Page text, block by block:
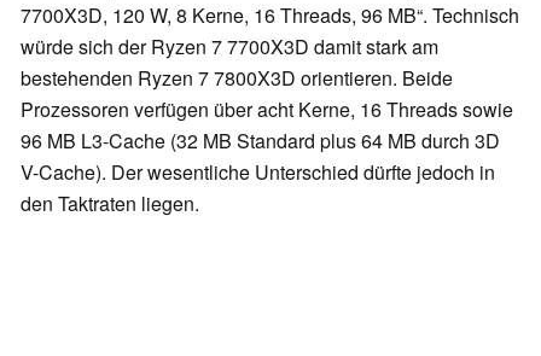
7700X3D, 120 W, 8 Kerne, 16 Threads, 96 MB“. Technisch
würde sich der Ryzen 7 7700X3D damit stark am
bestehenden Ryzen 7 7800X3D orientieren. Beide
Prozessoren verfügen über acht Kerne, 16 Threads sowie
96 MB L3-Cache (32 MB Standard plus 64 MB durch 3D
V-Cache). Der wesentliche Unterschied dürfte jedoch in
den Taktraten liegen.